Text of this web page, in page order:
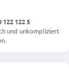
122 122 5
und unkompliziert